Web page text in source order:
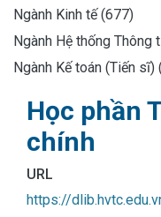
Ngành Kinh tế (677)
Ngành Hệ thống Thông
Ngành Kế toán (Tiến sĩ)
Học phần
chính
URL
https://